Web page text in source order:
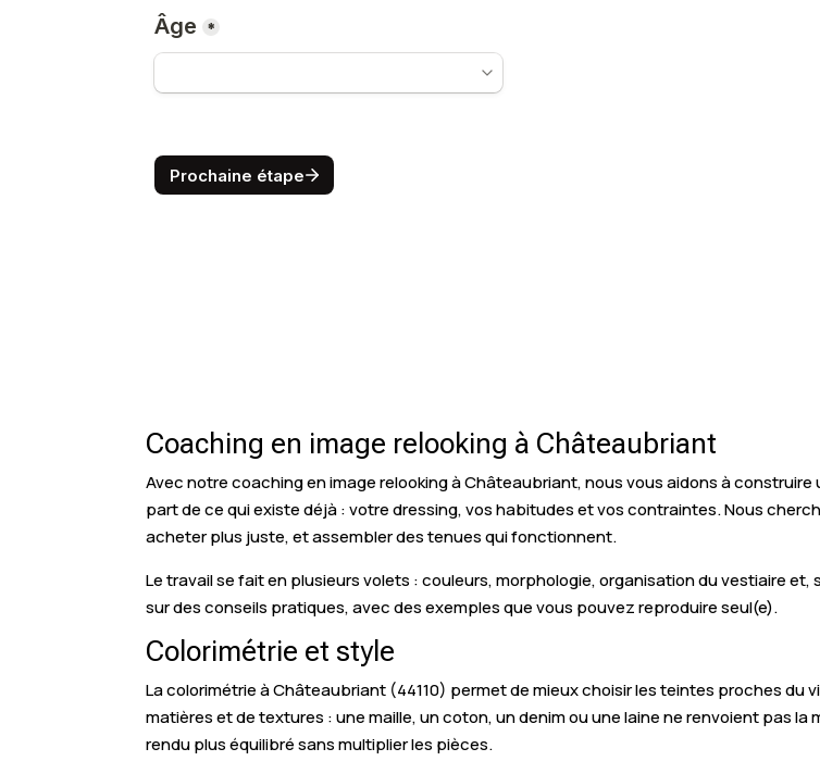
Coaching en image relooking à Châteaubriant
Avec notre coaching en image relooking à Châteaubriant, nous vous aidons à
part de ce qui existe déjà : votre dressing, vos habitudes et vos contraintes. Nous
acheter plus juste, et assembler des tenues qui fonctionnent.
Le travail se fait en plusieurs volets : couleurs, morphologie, organisation du vestiaire
sur des conseils pratiques, avec des exemples que vous pouvez reproduire seul(e).
Colorimétrie et style
La colorimétrie à Châteaubriant (44110) permet de mieux choisir les teintes proches du
matières et de textures : une maille, un coton, un denim ou une laine ne renvoient pas
rendu plus équilibré sans multiplier les pièces.